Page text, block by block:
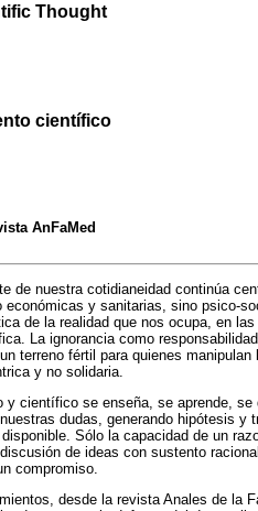
Thought
científico
AnFaMed
de nuestra cotidianeidad continúa
económicas y sanitarias, sino psico-
de la realidad que nos ocupa, en
La ignorancia como
terreno fértil para quienes
y no solidaria.
y científico se enseña, se aprende,
dudas, generando hipótesis y
Sólo la capacidad de un
de ideas con sustento
compromiso.
desde la revista Anales de la